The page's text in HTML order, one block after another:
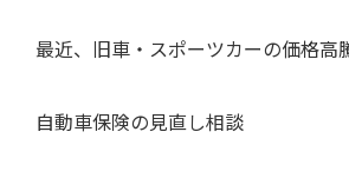
最近、旧車・スポーツカーの価格高
自動車保険の見直し相談